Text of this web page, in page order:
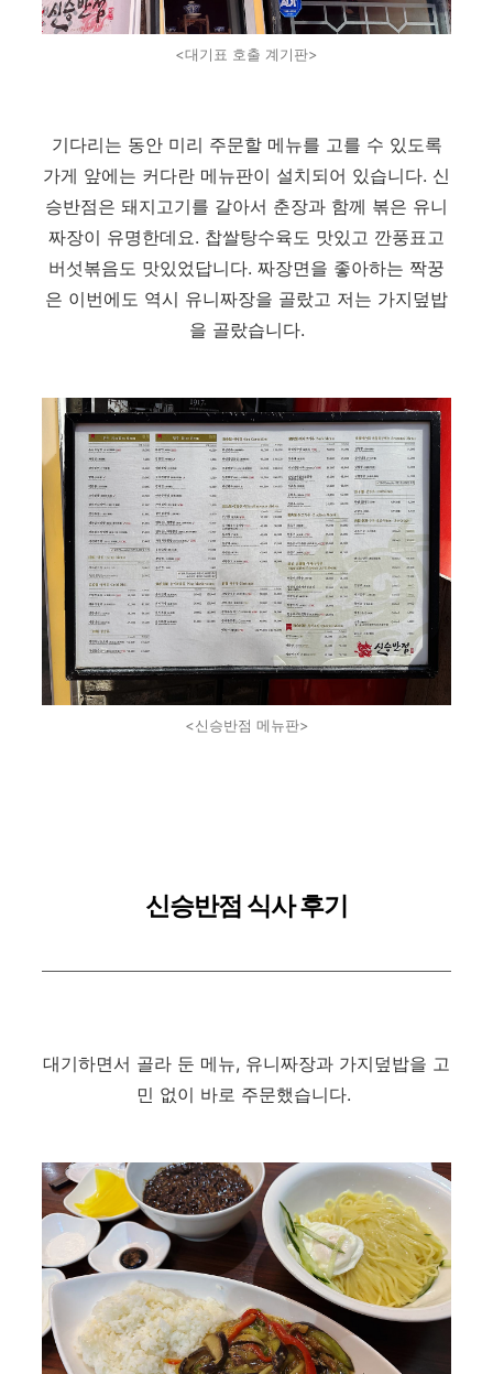
<대기표 호출 계기판>
기다리는 동안 미리 주문할 메뉴를 고를 수 있도록
가게 앞에는 커다란 메뉴판이 설치되어 있습니다. 신
승반점은 돼지고기를 갈아서 춘장과 함께 볶은 유니
짜장이 유명한데요. 찹쌀탕수육도 맛있고 깐풍표고
버섯볶음도 맛있었답니다. 짜장면을 좋아하는 짝꿍
은 이번에도 역시 유니짜장을 골랐고 저는 가지덮밥
을 골랐습니다.
<신승반점 메뉴판>
신승반점 식사 후기
대기하면서 골라 둔 메뉴, 유니짜장과 가지덮밥을 고
민 없이 바로 주문했습니다.